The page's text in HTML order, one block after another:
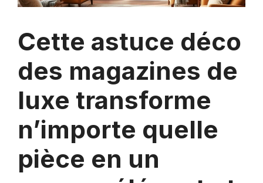
Cette astuce déco
des magazines de
luxe transforme
n’importe quelle
pièce en un